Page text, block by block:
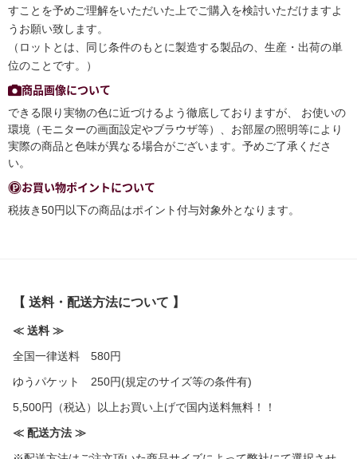
すことを予めご理解をいただいた上でご購入を検討いただけますよ
うお願い致します。
（ロットとは、同じ条件のもとに製造する製品の、生産・出荷の単
位のことです。）
商品画像について
できる限り実物の色に近づけるよう徹底しておりますが、 お使いの
環境（モニターの画面設定やブラウザ等）、お部屋の照明等により
実際の商品と色味が異なる場合がございます。予めご了承くださ
い。
お買い物ポイントについて
税抜き50円以下の商品はポイント付与対象外となります。
【 送料・配送方法について 】
≪ 送料 ≫
全国一律送料 580円
ゆうパケット 250円(規定のサイズ等の条件有)
5,500円（税込）以上お買い上げで国内送料無料！！
≪ 配送方法 ≫